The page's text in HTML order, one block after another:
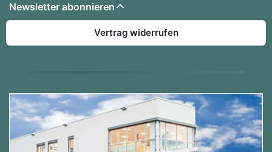
Newsletter abonnieren
Vertrag widerrufen